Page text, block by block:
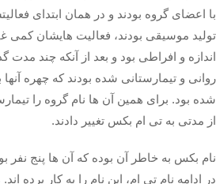
با اعضای گروه بودند و در همان ابتدای
تولید موسیقی بودند، فعالیت‌ هایشان کمی
اندازه و افراطی بود و بعد از آنکه چند مدت
روانی و تیمارستانی شده بودند که چهره
شده بود. برای همین آن ها نام گروه را
از مدتی به تی ام بکس تغییر دادند.
نام بکس به خاطر آن بوده که آن ها پنج نفر
در ادامه نام تی ام، این نام را به کار برده